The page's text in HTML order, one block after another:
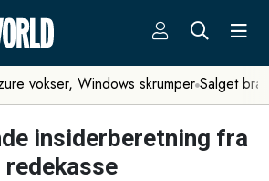
vokser, Windows skrumper Salget
insiderberetning fra